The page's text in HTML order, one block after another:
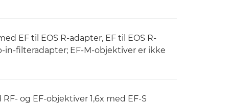
EF til EOS R-adapter, EF til EOS R-
in-filteradapter; EF-M-objektiver er ikke
og EF-objektiver 1,6x med EF-S